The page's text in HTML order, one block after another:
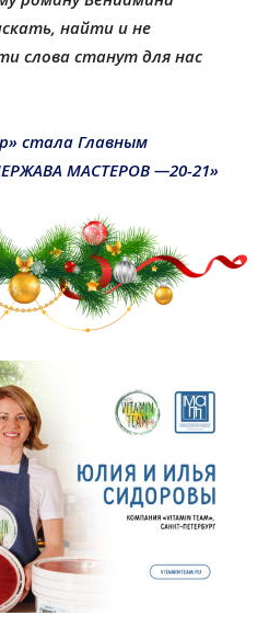
найти и не
слова станут для нас
стала Главным
МАСТЕРОВ —20-21»